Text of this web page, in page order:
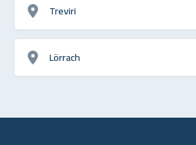
Treviri
Lörrach